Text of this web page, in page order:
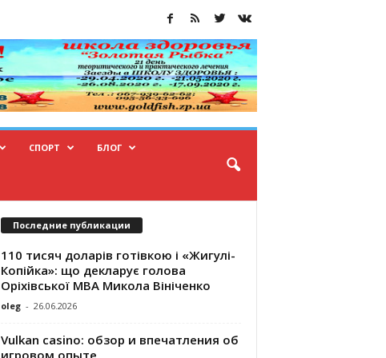
СПОРТ БЛОГ
Последние публикации
110 тисяч доларів готівкою і «Жигулі-
Копійка»: що декларує голова
Оріхівської МВА Микола Вініченко
oleg - 26.06.2026
Vulkan casino: обзор и впечатления об
игровом опыте